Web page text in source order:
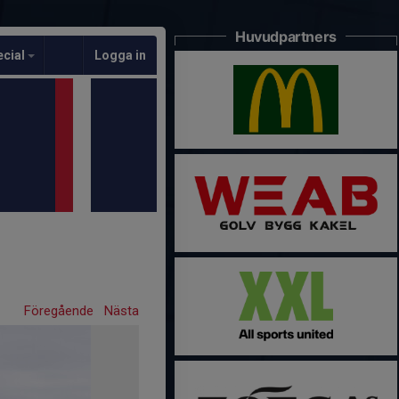
Logga in
Föregående Nästa
Huvudpartners